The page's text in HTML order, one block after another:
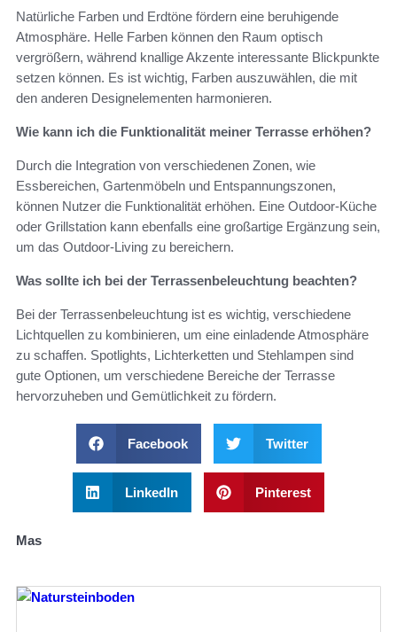
Natürliche Farben und Erdtöne fördern eine beruhigende
Atmosphäre. Helle Farben können den Raum optisch
vergrößern, während knallige Akzente interessante Blickpunkte
setzen können. Es ist wichtig, Farben auszuwählen, die mit
den anderen Designelementen harmonieren.
Wie kann ich die Funktionalität meiner Terrasse erhöhen?
Durch die Integration von verschiedenen Zonen, wie
Essbereichen, Gartenmöbeln und Entspannungszonen,
können Nutzer die Funktionalität erhöhen. Eine Outdoor-Küche
oder Grillstation kann ebenfalls eine großartige Ergänzung sein,
um das Outdoor-Living zu bereichern.
Was sollte ich bei der Terrassenbeleuchtung beachten?
Bei der Terrassenbeleuchtung ist es wichtig, verschiedene
Lichtquellen zu kombinieren, um eine einladende Atmosphäre
zu schaffen. Spotlights, Lichterketten und Stehlampen sind
gute Optionen, um verschiedene Bereiche der Terrasse
hervorzuheben und Gemütlichkeit zu fördern.
Facebook Twitter
LinkedIn Pinterest
Mas